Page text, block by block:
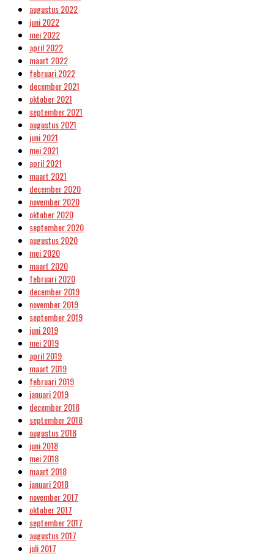
augustus 2022
juni 2022
mei 2022
april 2022
maart 2022
februari 2022
december 2021
oktober 2021
september 2021
augustus 2021
juni 2021
mei 2021
april 2021
maart 2021
december 2020
november 2020
oktober 2020
september 2020
augustus 2020
mei 2020
maart 2020
februari 2020
december 2019
november 2019
september 2019
juni 2019
mei 2019
april 2019
maart 2019
februari 2019
januari 2019
december 2018
september 2018
augustus 2018
juni 2018
mei 2018
maart 2018
januari 2018
november 2017
oktober 2017
september 2017
augustus 2017
juli 2017